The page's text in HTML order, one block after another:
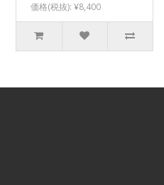
価格(税抜): ¥8,400